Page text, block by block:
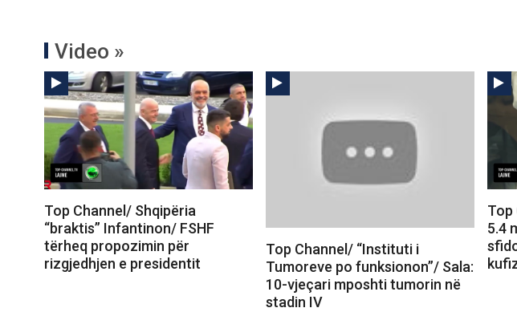
Video »
Top Channel/ Shqipëria
“braktis” Infantinon/ FSHF
tërheq propozimin për
rizgjedhjen e presidentit
Top Channel/ “Instituti i
Tumoreve po funksionon”/ Sala:
10-vjeçari mposhti tumorin në
stadin IV
Top
5.4